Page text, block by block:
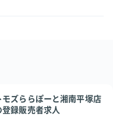
モズららぽーと湘南平塚店
登録販売者求人